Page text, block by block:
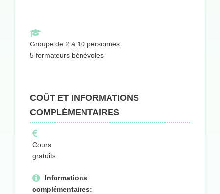
Groupe de 2 à 10 personnes
5 formateurs bénévoles
COÛT ET INFORMATIONS
COMPLÉMENTAIRES
Cours
gratuits
Informations
complémentaires: